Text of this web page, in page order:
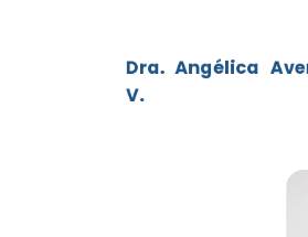
Dra. Angélica
V.